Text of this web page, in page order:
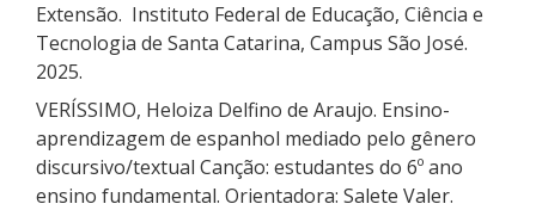
Extensão. Instituto Federal de Educação, Ciência e
Tecnologia de Santa Catarina, Campus São José.
2025.
VERÍSSIMO, Heloiza Delfino de Araujo. Ensino-
aprendizagem de espanhol mediado pelo gênero
discursivo/textual Canção: estudantes do 6º ano
ensino fundamental. Orientadora: Salete Valer.